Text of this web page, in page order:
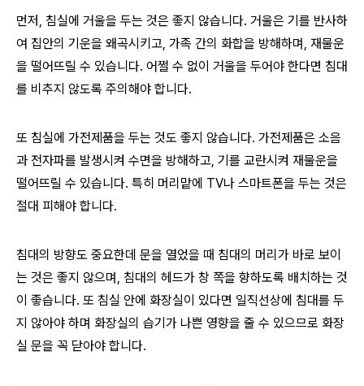
먼저, 침실에 거울을 두는 것은 좋지 않습니다. 거울은 기를 반사하
여 집안의 기운을 왜곡시키고, 가족 간의 화합을 방해하며, 재물운
을 떨어뜨릴 수 있습니다. 어쩔 수 없이 거울을 두어야 한다면 침대
를 비추지 않도록 주의해야 합니다.
또 침실에 가전제품을 두는 것도 좋지 않습니다. 가전제품은 소음
과 전자파를 발생시켜 수면을 방해하고, 기를 교란시켜 재물운을
떨어뜨릴 수 있습니다. 특히 머리맡에 TV나 스마트폰을 두는 것은
절대 피해야 합니다.
침대의 방향도 중요한데 문을 열었을 때 침대의 머리가 바로 보이
는 것은 좋지 않으며, 침대의 헤드가 창 쪽을 향하도록 배치하는 것
이 좋습니다. 또 침실 안에 화장실이 있다면 일직선상에 침대를 두
지 않아야 하며 화장실의 습기가 나쁜 영향을 줄 수 있으므로 화장
실 문을 꼭 닫아야 합니다.